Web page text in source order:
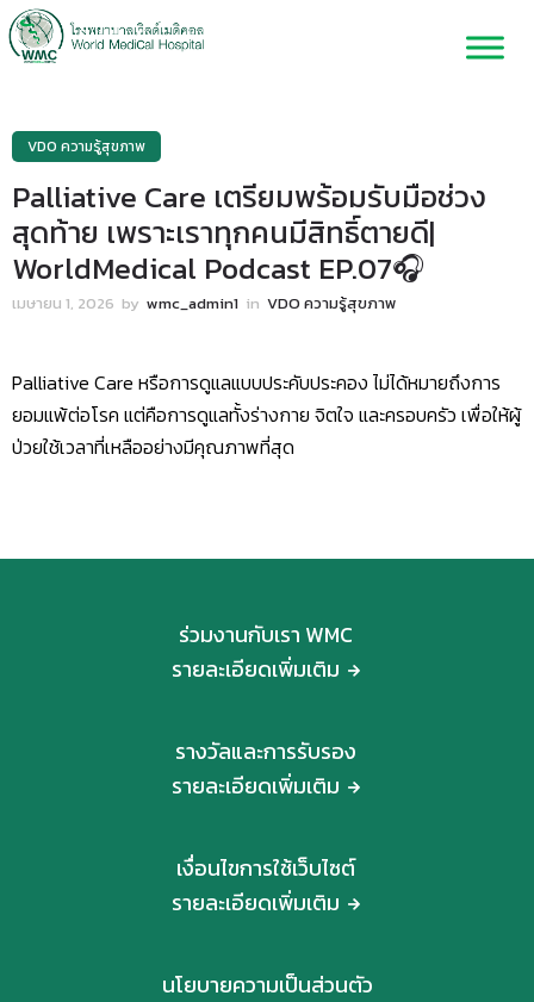
VDO ความรู้สุขภาพ
Palliative Care เตรียมพร้อมรับมือช่วง
สุดท้าย เพราะเราทุกคนมีสิทธิ์ตายดี|
WorldMedical Podcast EP.07🎧
เมษายน 1, 2026 by wmc_admin1 in VDO ความรู้สุขภาพ
Palliative Care หรือการดูแลแบบประคับประคอง ไม่ได้หมายถึงการ
ยอมแพ้ต่อโรค แต่คือการดูแลทั้งร่างกาย จิตใจ และครอบครัว เพื่อให้ผู้
ป่วยใช้เวลาที่เหลืออย่างมีคุณภาพที่สุด
ร่วมงานกับเรา WMC
รายละเอียดเพิ่มเติม
รางวัลและการรับรอง
รายละเอียดเพิ่มเติม
เงื่อนไขการใช้เว็บไซต์
รายละเอียดเพิ่มเติม
นโยบายความเป็นส่วนตัว